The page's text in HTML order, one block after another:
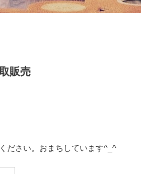
販売
ださい。おまちしています^_^